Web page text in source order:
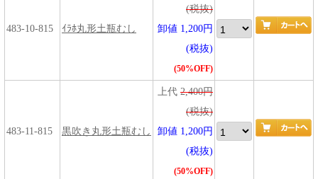
483-10-815 ｲﾗﾎ丸形土瓶むし
(税抜)
卸値 1,200円
(税抜)
(50%OFF)
483-11-815 黒吹き丸形土瓶むし
上代 2,400円
(税抜)
卸値 1,200円
(税抜)
(50%OFF)